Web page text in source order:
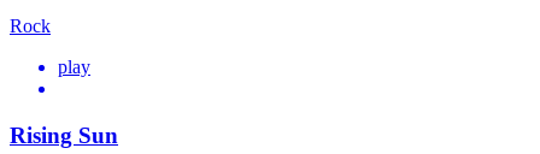
Rock
play
Rising Sun